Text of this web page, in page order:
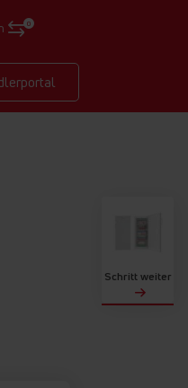
0
Schritt weiter
324 170 W